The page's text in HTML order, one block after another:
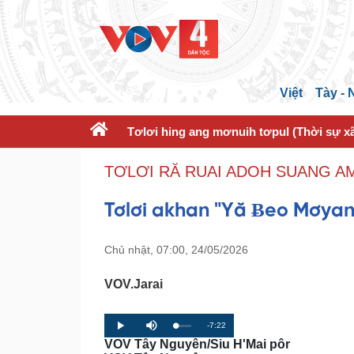
Việt Tày -
Tơlơi hing ang mơnuih tơpul (Thời sự
TƠLƠI RĂ RUAI ADOH SUANG
Tơlơi akhan "Yă Ƀeo
Chủ nhật, 07:00, 24/05/2026
VOV.Jarai
P
l
a
M
u
t
L
o
a
d
P
r
g
R
e
-7:22
VOV Tây Nguyên/Siu H'Mai pôr